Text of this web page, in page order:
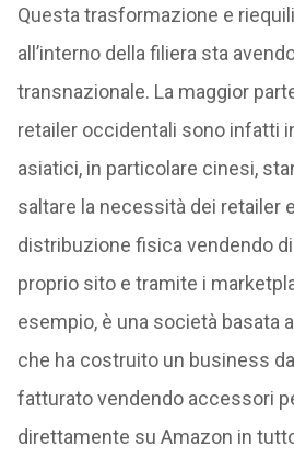
Questa trasformazione e
all’interno della filiera sta
transnazionale. La maggior
retailer occidentali sono infatti
asiatici, in particolare cinesi,
saltare la necessità dei retailer
distribuzione fisica vendendo
proprio sito e tramite i
esempio, è una società basata
che ha costruito un business
fatturato vendendo accessori
direttamente su Amazon in